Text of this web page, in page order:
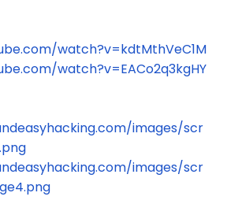
watch?v=kdtMthVeC1M
watch?v=EACo2q3kgHY
images/scr
images/scr